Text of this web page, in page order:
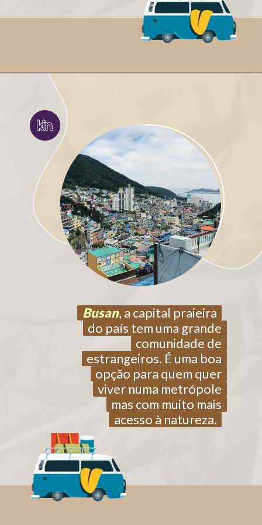
Busan, a capital praieira
do país tem uma grande
comunidade de
estrangeiros. É uma boa
opção para quem quer
viver numa metrópole
mas com muito mais
acesso à natureza.
Busan, a capital praieira
do país tem uma grande
comunidade de
estrangeiros. É uma boa
opção para quem quer
viver numa metrópole
mas com muito mais
acesso à natureza.